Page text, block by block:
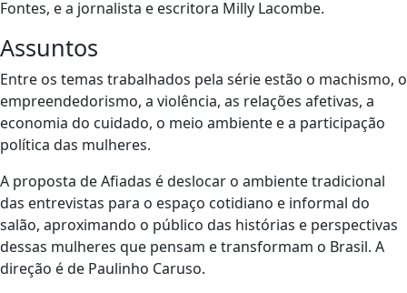
Fontes, e a jornalista e escritora Milly Lacombe.
Assuntos
Entre os temas trabalhados pela série estão o machismo, o
empreendedorismo, a violência, as relações afetivas, a
economia do cuidado, o meio ambiente e a participação
política das mulheres.
A proposta de Afiadas é deslocar o ambiente tradicional
das entrevistas para o espaço cotidiano e informal do
salão, aproximando o público das histórias e perspectivas
dessas mulheres que pensam e transformam o Brasil. A
direção é de Paulinho Caruso.